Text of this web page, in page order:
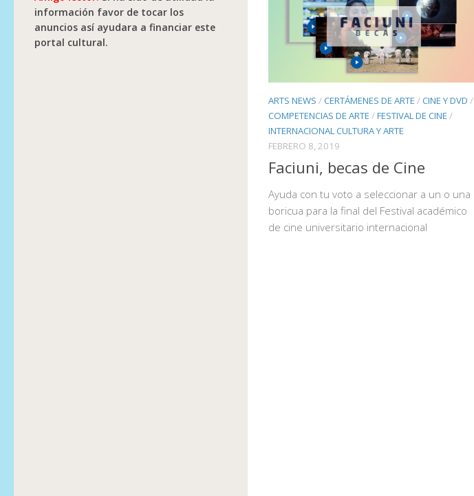
ARTS NEWS /CERTÁMENES DE ARTE /CINE Y DVD /
COMPETENCIAS DE ARTE /FESTIVAL DE CINE /
INTERNACIONAL CULTURA Y ARTE
FEBRERO 8, 2019
Faciuni, becas de Cine
Ayuda con tu voto a seleccionar a un o una
boricua para la final del Festival académico
de cine universitario internacional
información favor de tocar los
anuncios así ayudara a financiar este
portal cultural.